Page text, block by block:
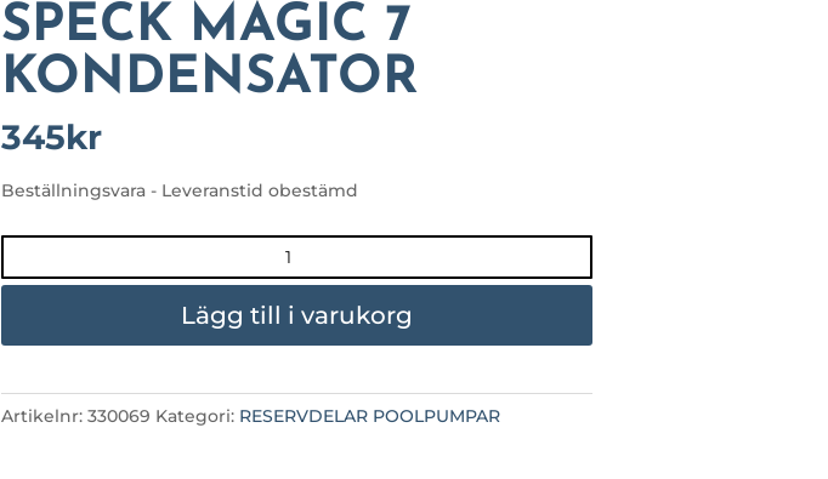
SPECK MAGIC 7
KONDENSATOR
345kr
Beställningsvara - Leveranstid obestämd
MAGIC
KONDENSATOR
Lägg till i varukorg
Artikelnr: 330069 Kategori: RESERVDELAR POOLPUMPAR